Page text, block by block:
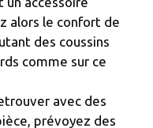
alors le confort de
des coussins
comme sur ce
avec des
prévoyez des